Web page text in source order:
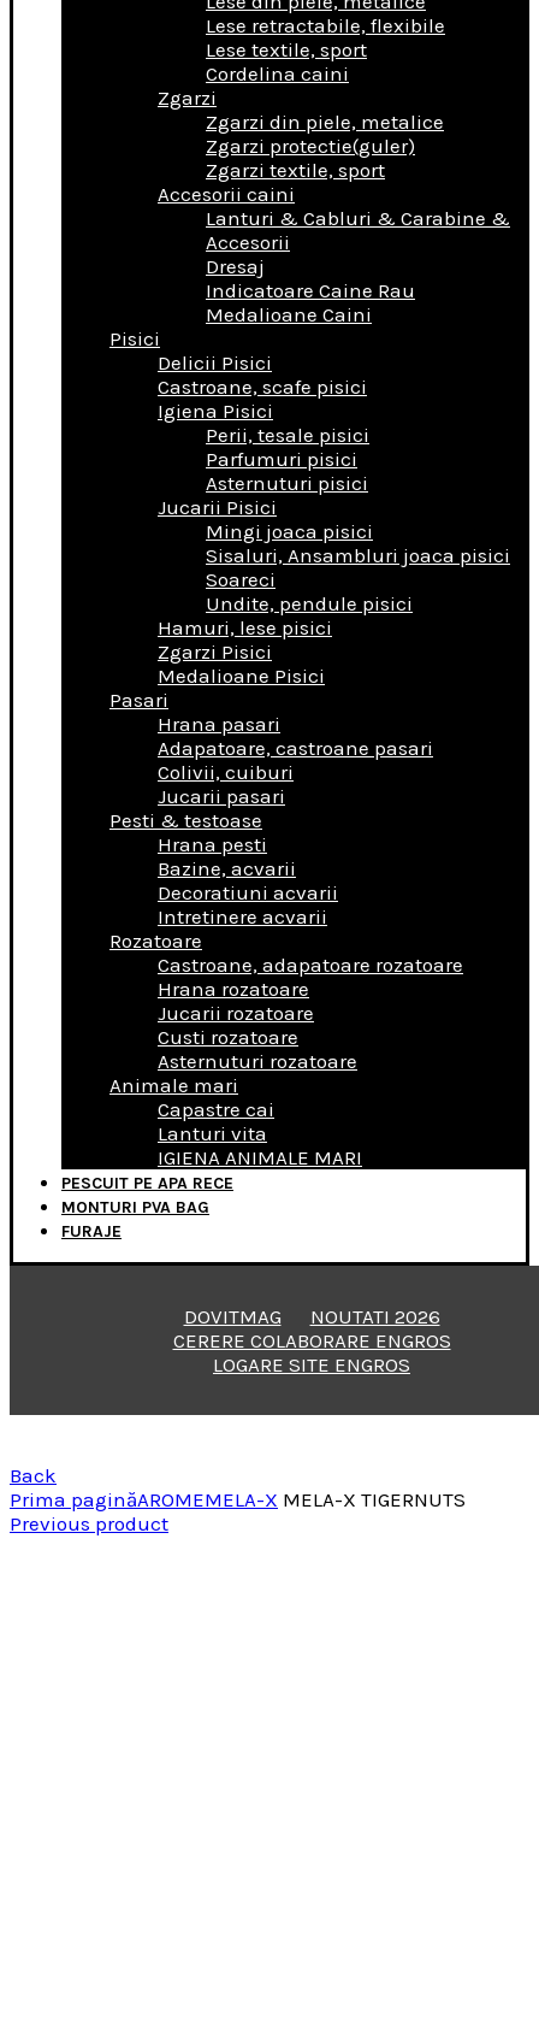
Lese retractabile, flexibile
Lese textile, sport
Cordelina caini
Zgarzi
Zgarzi din piele, metalice
Zgarzi protectie(guler)
Zgarzi textile, sport
Accesorii caini
Lanturi & Cabluri & Carabine &
Accesorii
Dresaj
Indicatoare Caine Rau
Medalioane Caini
Pisici
Delicii Pisici
Castroane, scafe pisici
Igiena Pisici
Perii, tesale pisici
Parfumuri pisici
Asternuturi pisici
Jucarii Pisici
Mingi joaca pisici
Sisaluri, Ansambluri joaca pisici
Soareci
Undite, pendule pisici
Hamuri, lese pisici
Zgarzi Pisici
Medalioane Pisici
Pasari
Hrana pasari
Adapatoare, castroane pasari
Colivii, cuiburi
Jucarii pasari
Pesti & testoase
Hrana pesti
Bazine, acvarii
Decoratiuni acvarii
Intretinere acvarii
Rozatoare
Castroane, adapatoare rozatoare
Hrana rozatoare
Jucarii rozatoare
Custi rozatoare
Asternuturi rozatoare
Animale mari
Capastre cai
Lanturi vita
IGIENA ANIMALE MARI
PESCUIT PE APA RECE
MONTURI PVA BAG
FURAJE
DOVITMAG
NOUTATI 2026
CERERE COLABORARE ENGROS
LOGARE SITE ENGROS
Back
Prima paginăAROMEMELA-X MELA-X TIGERNUTS
Previous product